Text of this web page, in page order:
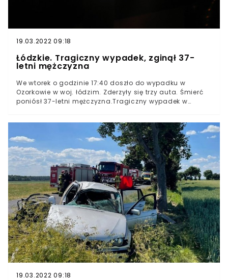
19.03.2022 09:18
Łódzkie. Tragiczny wypadek, zginął 37-
letni mężczyzna
We wtorek o godzinie 17:40 doszło do wypadku w
Ozorkowie w woj. łódzim. Zderzyły się trzy auta. Śmierć
poniósł 37-letni mężczyzna.Tragiczny wypadek w
śmiertelnych. Służby podały, że zmarł 37-letni kierowca
jednego z aut. Doszło do tego, gdy inny kierowca
próbował uniknąć zderzenia.
19.03.2022 09:18